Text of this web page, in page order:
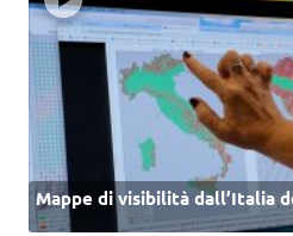
Mappe di visibilità dall’Italia